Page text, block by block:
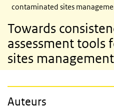
contaminated sites
Towards
assessment tools
sites
Auteurs